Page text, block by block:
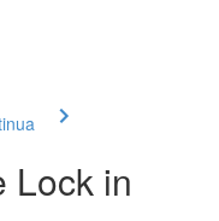
Lock in